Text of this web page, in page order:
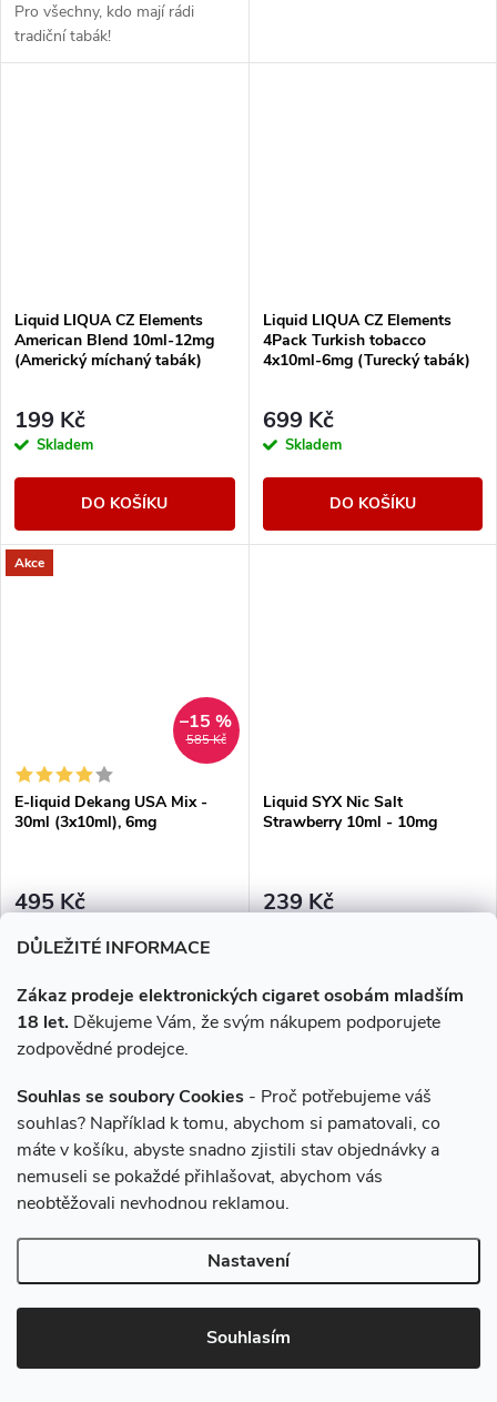
DŮLEŽITÉ INFORMACE
Zákaz prodeje elektronických cigaret osobám mladším
18 let. Děkujeme Vám, že svým nákupem podporujete
zodpovědné prodejce.
Souhlas se soubory Cookies - Proč potřebujeme váš
souhlas? Například k tomu, abychom si pamatovali, co
máte v košíku, abyste snadno zjistili stav objednávky a
nemuseli se pokaždé přihlašovat, abychom vás
neobtěžovali nevhodnou reklamou.
Nastavení
Souhlasím
Pro všechny, kdo mají rádi
tradiční tabák!
Liquid LIQUA CZ Elements
American Blend 10ml-12mg
(Americký míchaný tabák)
199 Kč
Skladem
DO KOŠÍKU
Liquid LIQUA CZ Elements
4Pack Turkish tobacco
4x10ml-6mg (Turecký tabák)
699 Kč
Skladem
DO KOŠÍKU
Akce
585 Kč
–15 %
E-liquid Dekang USA Mix -
30ml (3x10ml), 6mg
495 Kč
DO KOŠÍKU
Aroma podobné klasickým
cigaretám. Hořkočokoládová
příchut, která je oproti běžnému
tabáku jemnější a nasládlejší. Z
nabídky e-liquidů je tato
značka...
Liquid SYX Nic Salt
Strawberry 10ml - 10mg
239 Kč
DO KOŠÍKU
Zamilujte se do sladkosti jahod
Ice. Každý potah vám přinese
sytou chuť čerstvých jahod,
doplněnou osvěžujícím ledovým
zážitkem,...
735 Kč
–7 %
Liquid ELFLIQ Nic SALT
735 Kč
–7 %
Liquid ELFLIQ Nic SALT